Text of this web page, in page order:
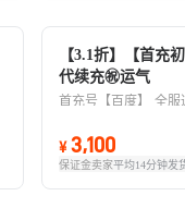
【3.1折】【首充
代续充㊗️运气
首充号【百度】 全服
¥ 3,100
保证金卖家平均14分钟发